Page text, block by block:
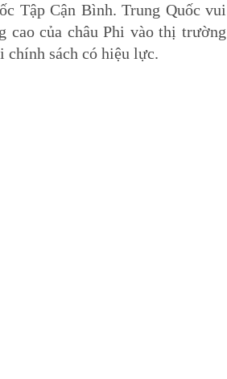
Tập Cận Bình. Trung Quốc vui
cao của châu Phi vào thị trường
chính sách có hiệu lực.